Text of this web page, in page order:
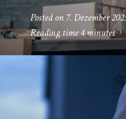
Posted on 7. Dezember
Reading time4 minutes